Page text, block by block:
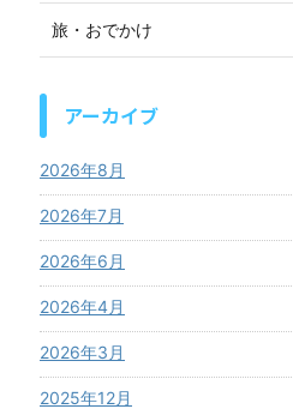
旅・おでかけ
アーカイブ
2026年8月
2026年7月
2026年6月
2026年4月
2026年3月
2025年12月